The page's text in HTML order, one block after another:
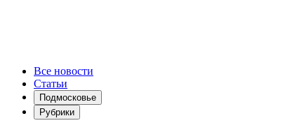
Все новости
Статьи
Подмосковье
Рубрики